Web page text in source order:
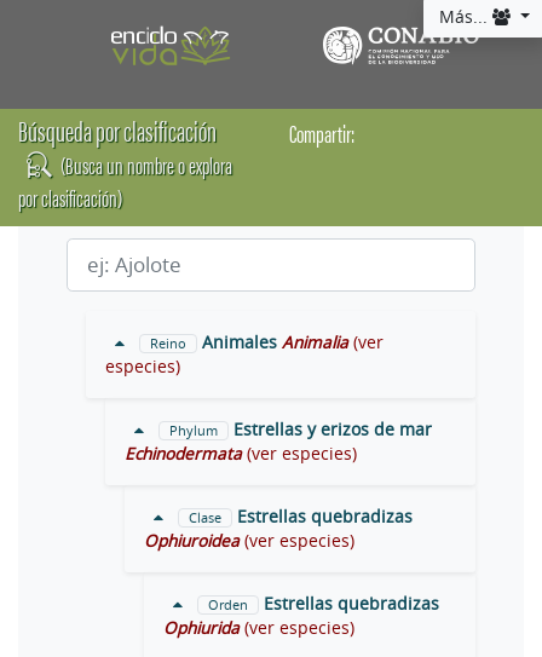
Más...
Búsqueda por clasificación
(Busca un nombre o explora
por clasificación)
Compartir:
Reino Animales Animalia (ver
especies)
Phylum
Estrellas y erizos de mar
Echinodermata (ver especies)
Clase
Estrellas quebradizas
Ophiuroidea (ver especies)
Orden
Estrellas quebradizas
Ophiurida (ver especies)